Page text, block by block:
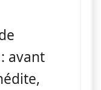
de
avant